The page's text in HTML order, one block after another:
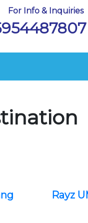
For Info & Inquiries
Rayz